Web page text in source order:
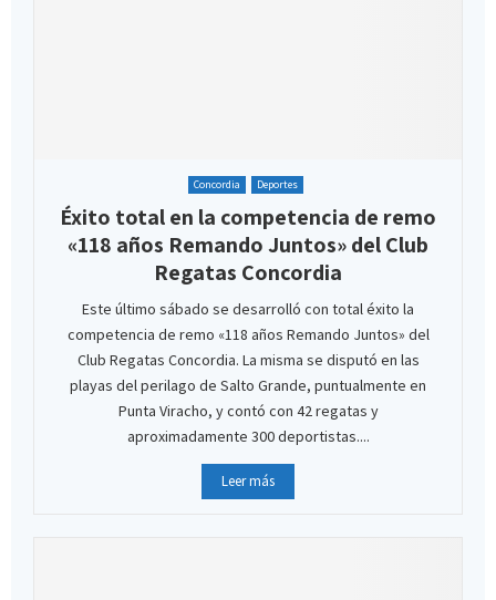
Concordia Deportes
Éxito total en la competencia de remo
«118 años Remando Juntos» del Club
Regatas Concordia
Este último sábado se desarrolló con total éxito la
competencia de remo «118 años Remando Juntos» del
Club Regatas Concordia. La misma se disputó en las
playas del perilago de Salto Grande, puntualmente en
Punta Viracho, y contó con 42 regatas y
aproximadamente 300 deportistas....
Leer más